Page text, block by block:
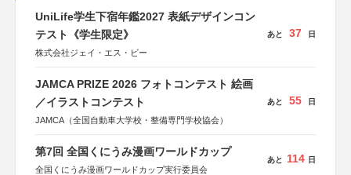
UniLife学生下宿年鑑2027 表紙デザインコン
テスト《学生限定》
株式会社ジェイ・エス・ビー
あと 37 日
JAMCA PRIZE 2026 フォトコンテスト 絵画
／イラストコンテスト
JAMCA（全国自動車大学校・整備専門学校協会）
あと 55 日
第7回 全国くにうみ漫画ワールドカップ
全国くにうみ漫画ワールドカップ実行委員会
あと 114 日